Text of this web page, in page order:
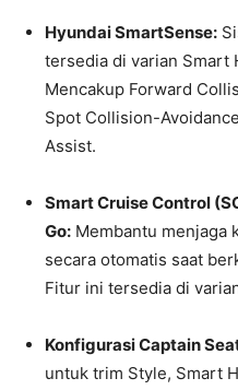
Hyundai SmartSense:
tersedia di varian Smart
Mencakup Forward
Spot Collision-
Assist.
Smart Cruise Control
Go: Membantu menjaga
secara otomatis saat
Fitur ini tersedia di
Konfigurasi Captain
untuk trim Style, Smart